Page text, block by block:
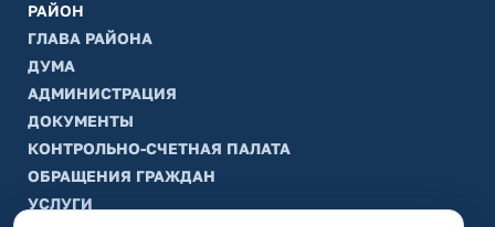
РАЙОН
ГЛАВА РАЙОНА
ДУМА
АДМИНИСТРАЦИЯ
ДОКУМЕНТЫ
КОНТРОЛЬНО-СЧЕТНАЯ ПАЛАТА
ОБРАЩЕНИЯ ГРАЖДАН
УСЛУГИ